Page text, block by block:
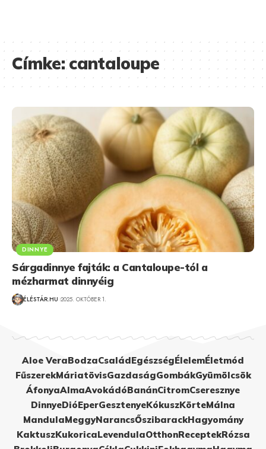
Címke:cantaloupe
DINNYE
Sárgadinnye fajták: a Cantaloupe-tól a
mézharmat dinnyéig
ÉLÉSTÁR.HU 2025. OKTÓBER 1.
Aloe VeraBodzaCsaládEgészségÉlelemÉletmód
FűszerekMáriatövisGazdaságGombákGyümölcsök
ÁfonyaAlmaAvokádóBanánCitromCseresznye
DinnyeDióEperGesztenyeKókuszKörteMálna
MandulaMeggyNarancsŐszibarackHagyomány
KaktuszKukoricaLevendulaOtthonReceptekRózsa